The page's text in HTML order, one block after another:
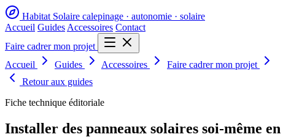
Habitat Solaire calepinage · autonomie · solaire
Accueil Guides Accessoires Contact
Faire cadrer mon projet
Accueil
Guides Accessoires
Faire cadrer mon projet
Retour aux guides
Fiche technique éditoriale
Installer des panneaux solaires soi-même